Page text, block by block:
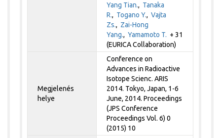
Yang Tian., Tanaka
R., Togano Y.,Vajta
Zs., Zai-Hong
Yang.,Yamamoto T. + 31
(EURICA Collaboration)
Megjelenés
helye
Conference on
Advances in Radioactive
Isotope Scienc. ARIS
2014. Tokyo, Japan, 1-6
June, 2014. Proceedings
(JPS Conference
Proceedings Vol. 6) 0
(2015) 10